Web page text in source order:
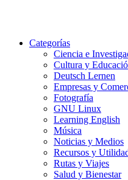
Categorías
Ciencia e
Cultura y
Deutsch Lernen
Empresas y
Fotografía
GNU Linux
Learning English
Música
Noticias y Medios
Recursos y
Rutas y Viajes
Salud y Bienestar